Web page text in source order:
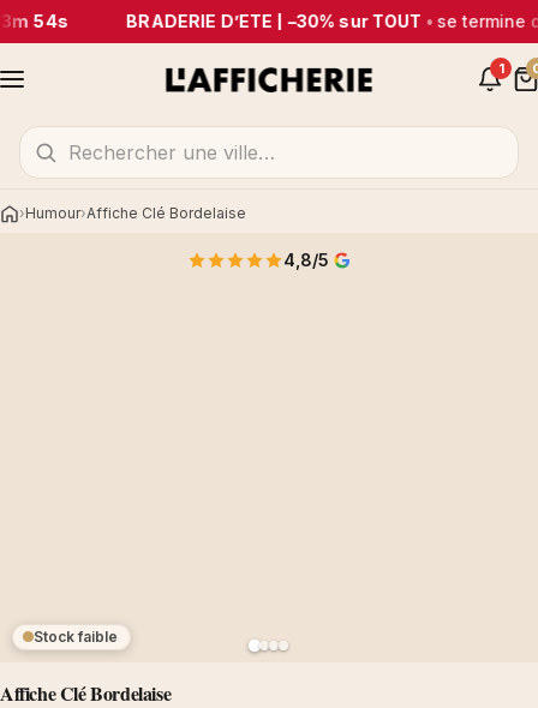
54s BRADERIE D’ÉTÉ | –30% sur TOUT• se termine
1
AccueilHumour Affiche Clé Bordelaise
Affiche Clé Bordelaise
Stock faible
4,8/5